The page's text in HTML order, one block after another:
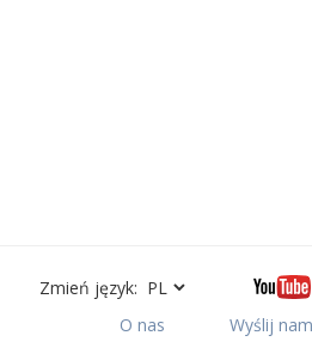
Zmień język:
O nas
Wyślij